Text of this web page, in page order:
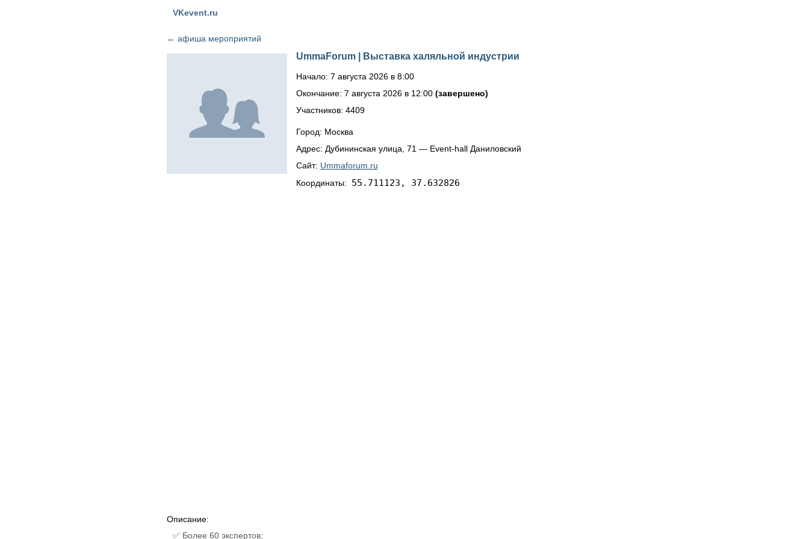
VKevent.ru
← афиша мероприятий
UmmaForum | Выставка халяльной индустрии
Начало: 7 августа 2026 в 8:00
Окончание: 7 августа 2026 в 12:00 (завершено)
Участников: 4409
Город: Москва
Адрес: Дубининская улица, 71 — Event-hall Даниловский
Сайт: Ummaforum.ru
Координаты: 55.711123, 37.632826
Описание:
✅ Более 60 экспертов;